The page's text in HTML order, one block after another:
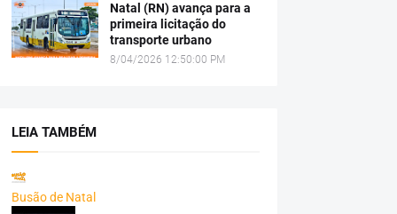
Natal (RN) avança para a
primeira licitação do
transporte urbano
8/04/2026 12:50:00 PM
LEIA TAMBÉM
Busão de Natal